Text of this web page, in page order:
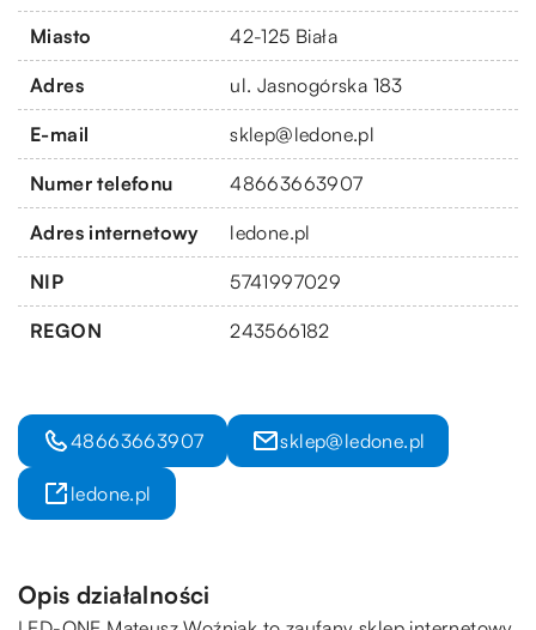
Miasto 42-125 Biała
Adres ul. Jasnogórska 183
E-mail sklep@ledone.pl
Numer telefonu 48663663907
Adres internetowy ledone.pl
NIP 5741997029
REGON 243566182
48663663907 sklep@ledone.pl
ledone.pl
Opis działalności